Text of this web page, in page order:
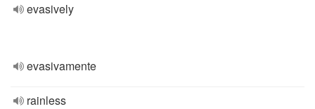
evasively
evasivamente
rainless